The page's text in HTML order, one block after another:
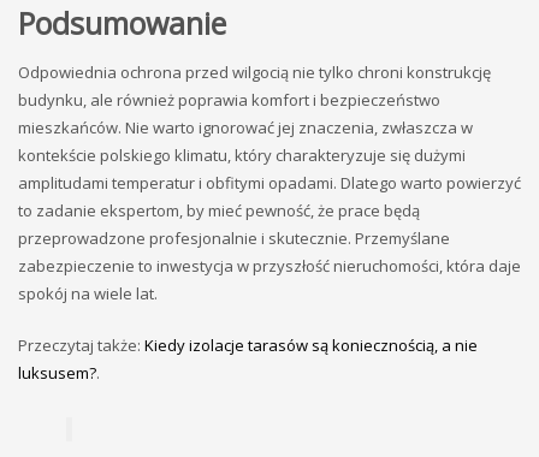
Podsumowanie
Odpowiednia ochrona przed wilgocią nie tylko chroni konstrukcję
budynku, ale również poprawia komfort i bezpieczeństwo
mieszkańców. Nie warto ignorować jej znaczenia, zwłaszcza w
kontekście polskiego klimatu, który charakteryzuje się dużymi
amplitudami temperatur i obfitymi opadami. Dlatego warto powierzyć
to zadanie ekspertom, by mieć pewność, że prace będą
przeprowadzone profesjonalnie i skutecznie. Przemyślane
zabezpieczenie to inwestycja w przyszłość nieruchomości, która daje
spokój na wiele lat.
Przeczytaj także: Kiedy izolacje tarasów są koniecznością, a nie
luksusem?.